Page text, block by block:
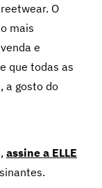
O
mais
e
que todas as
a gosto do
assine a ELLE